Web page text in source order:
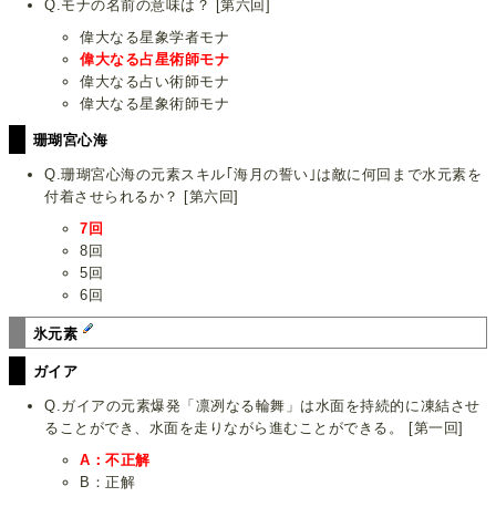
Q.モナの名前の意味は？ [第六回]
偉大なる星象学者モナ
偉大なる占星術師モナ
偉大なる占い術師モナ
偉大なる星象術師モナ
珊瑚宮心海
Q.珊瑚宮心海の元素スキル｢海月の誓い｣は敵に何回まで水元素を
付着させられるか？ [第六回]
7回
8回
5回
6回
氷元素
ガイア
Q.ガイアの元素爆発「凛冽なる輪舞」は水面を持続的に凍結させ
ることができ、水面を走りながら進むことができる。 [第一回]
A：不正解
B：正解